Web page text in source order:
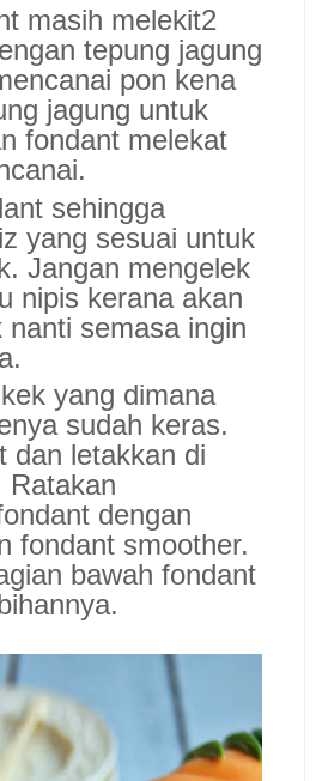
masih melekit2
tepung jagung
pon kena
jagung untuk
fondant melekat
sehingga
yang sesuai untuk
Jangan mengelek
nipis kerana akan
nanti semasa ingin
yang dimana
sudah keras.
dan letakkan di
Ratakan
dengan
fondant smoother.
bawah fondant